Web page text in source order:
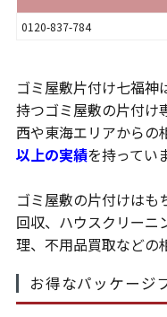
0120-837-784
ゴミ屋敷片付け七福神
持つゴミ屋敷の片付け
西や東海エリアからの
以上の実績を持ってい
ゴミ屋敷の片付けはも
回収、ハウスクリーニ
理、不用品買取などの
お得なパッケージ